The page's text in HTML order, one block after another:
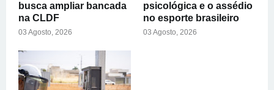
busca ampliar bancada
na CLDF
03 Agosto, 2026
psicológica e o assédio
no esporte brasileiro
03 Agosto, 2026